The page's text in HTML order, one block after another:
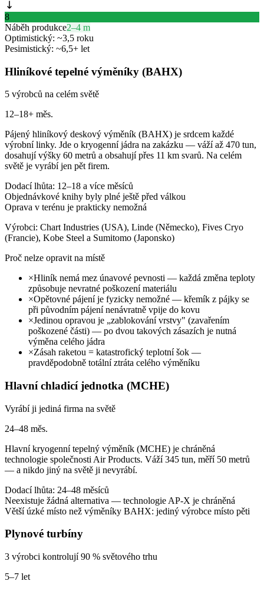
8
Náběh produkce2–4 m
Optimistický: ~3,5 roku
Pesimistický: ~6,5+ let
Hliníkové tepelné výměníky (BAHX)
5 výrobců na celém světě
12–18+ měs.
Pájený hliníkový deskový výměník (BAHX) je srdcem každé
výrobní linky. Jde o kryogenní jádra na zakázku — váží až 470 tun,
dosahují výšky 60 metrů a obsahují přes 11 km svarů. Na celém
světě je vyrábí jen pět firem.
Dodací lhůta: 12–18 a více měsíců
Objednávkové knihy byly plné ještě před válkou
Oprava v terénu je prakticky nemožná
Výrobci: Chart Industries (USA), Linde (Německo), Fives Cryo
(Francie), Kobe Steel a Sumitomo (Japonsko)
Proč nelze opravit na místě
×Hliník nemá mez únavové pevnosti — každá změna teploty
způsobuje nevratné poškození materiálu
×Opětovné pájení je fyzicky nemožné — křemík z pájky se
při původním pájení nenávratně vpije do kovu
×Jedinou opravou je „zablokování vrstvy" (zavařením
poškozené části) — po dvou takových zásazích je nutná
výměna celého jádra
×Zásah raketou = katastrofický teplotní šok —
pravděpodobně totální ztráta celého výměníku
Hlavní chladicí jednotka (MCHE)
Vyrábí ji jediná firma na světě
24–48 měs.
Hlavní kryogenní tepelný výměník (MCHE) je chráněná
technologie společnosti Air Products. Váží 345 tun, měří 50 metrů
— a nikdo jiný na světě ji nevyrábí.
Dodací lhůta: 24–48 měsíců
Neexistuje žádná alternativa — technologie AP-X je chráněná
Větší úzké místo než výměníky BAHX: jediný výrobce místo pěti
Plynové turbíny
3 výrobci kontrolují 90 % světového trhu
5–7 let